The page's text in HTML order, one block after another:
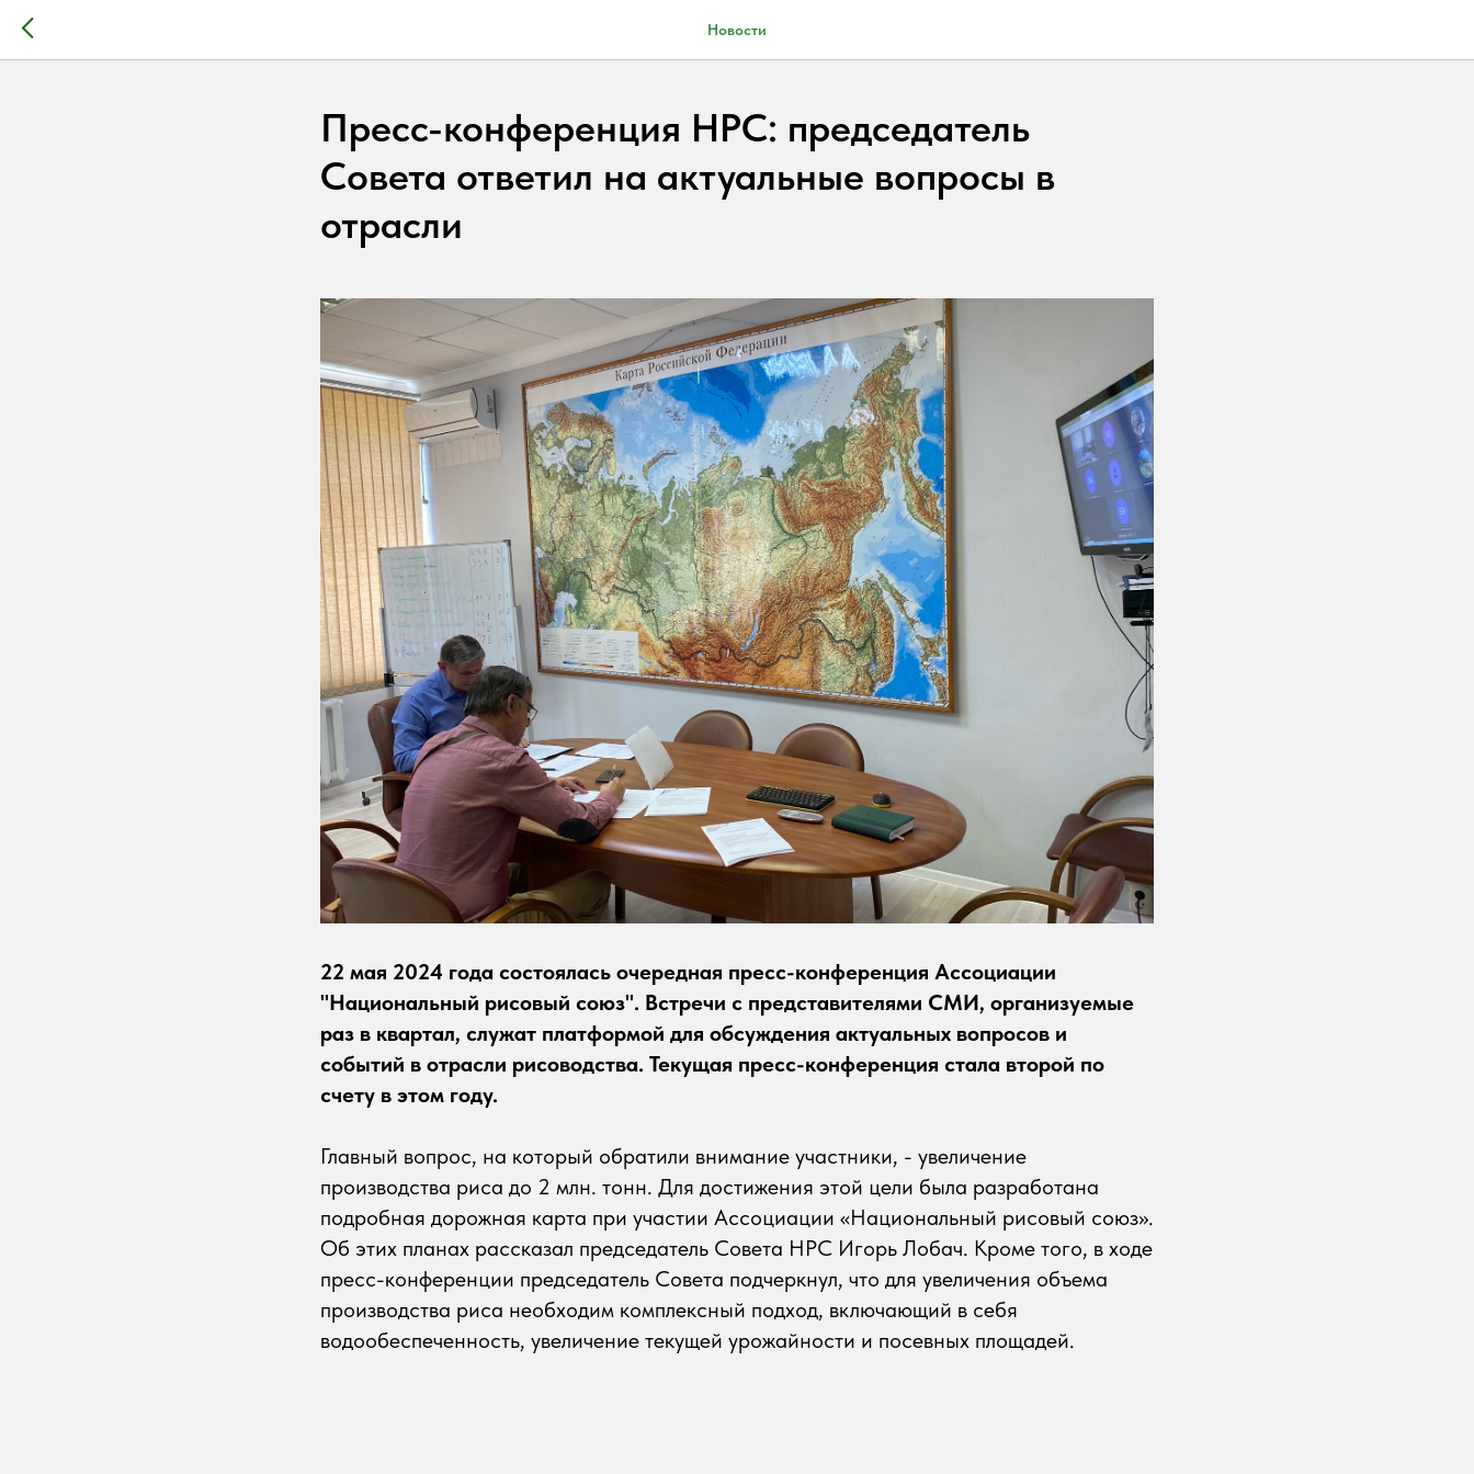
Новости
Пресс-конференция НРС: председатель
Совета ответил на актуальные вопросы в
отрасли
22 мая 2024 года состоялась очередная пресс-конференция Ассоциации
"Национальный рисовый союз". Встречи с представителями СМИ, организуемые
раз в квартал, служат платформой для обсуждения актуальных вопросов и
событий в отрасли рисоводства. Текущая пресс-конференция стала второй по
счету в этом году.
Главный вопрос, на который обратили внимание участники, - увеличение
производства риса до 2 млн. тонн. Для достижения этой цели была разработана
подробная дорожная карта при участии Ассоциации «Национальный рисовый союз».
Об этих планах рассказал председатель Совета НРС Игорь Лобач. Кроме того, в ходе
пресс-конференции председатель Совета подчеркнул, что для увеличения объема
производства риса необходим комплексный подход, включающий в себя
водообеспеченность, увеличение текущей урожайности и посевных площадей.